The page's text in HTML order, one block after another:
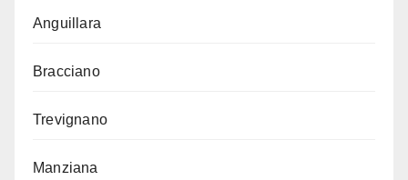
Anguillara
Bracciano
Trevignano
Manziana